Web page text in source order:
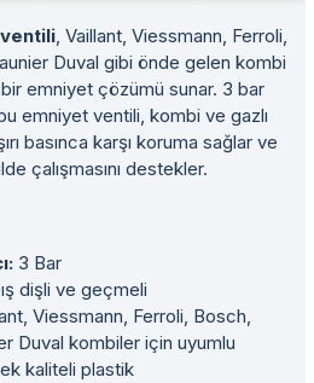
, Vaillant, Viessmann, Ferroli,
Duval gibi önde gelen kombi
emniyet çözümü sunar. 3 bar
emniyet ventili, kombi ve gazlı
basınca karşı koruma sağlar ve
çalışmasını destekler.
3 Bar
dişli ve geçmeli
Viessmann, Ferroli, Bosch,
Duval kombiler için uyumlu
kaliteli plastik